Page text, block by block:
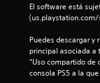
El software está
Puedes descargar y
principal asociada a
“Uso compartido de
consola PS5 a la